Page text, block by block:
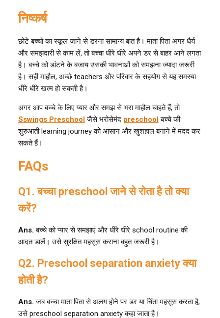
निष्कर्ष
छोटे बच्चों का स्कूल जाने से डरना सामान्य बात है। माता पिता अगर धैर्य
और समझदारी से काम लें, तो बच्चा धीरे धीरे अपने डर से बाहर आने लगता
है। बच्चे को डांटने के बजाय उसकी भावनाओं को समझना ज्यादा जरूरी
है। सही माहौल, अच्छे teachers और परिवार के सहयोग से यह समस्या
धीरे धीरे खत्म हो सकती है।
अगर आप बच्चे के लिए प्यार और समझ से भरा माहौल चाहते हैं, तो
Sswings Preschoolजैसे भरोसेमंद preschoolबच्चे की
शुरुआती learning journey को आसान और खुशहाल बनाने में मदद कर
सकते हैं।
FAQs
Q1. बच्चा preschool जाने से रोता है तो क्या
करें?
Ans. बच्चे को प्यार से समझाएं और धीरे धीरे school routine की
आदत डालें। उसे सुरक्षित महसूस कराना बहुत जरूरी है।
Q2. Preschool separation anxiety क्या
होती है?
Ans. जब बच्चा माता पिता से अलग होने पर डर या चिंता महसूस करता है,
उसे preschool separation anxiety कहा जाता है।